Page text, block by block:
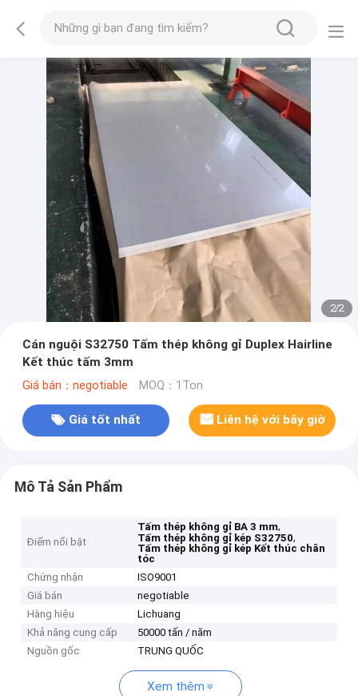
2/2
Cán nguội S32750 Tấm thép không gỉ Duplex Hairline
Kết thúc tấm 3mm
Giá bán：negotiable MOQ：1Ton
Giá tốt nhất Liên hệ với bây giờ
Mô Tả Sản Phẩm
Điểm nổi bật
Tấm thép không gỉ BA 3 mm,
Tấm thép không gỉ kép S32750,
Tấm thép không gỉ kép Kết thúc chân
tóc
Chứng nhận
ISO9001
Giá bán
negotiable
Hàng hiệu
Lichuang
Khả năng cung cấp
50000 tấn / năm
Nguồn gốc
TRUNG QUỐC
Xem thêm